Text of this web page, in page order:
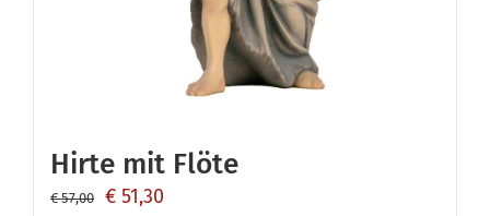
Hirte mit Flöte
€57,00
Ursprünglicher
€ 51,30